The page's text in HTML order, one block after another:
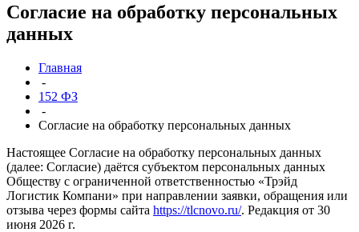
Согласие на обработку персональных
данных
Главная
-
152 ФЗ
-
Согласие на обработку персональных данных
Настоящее Согласие на обработку персональных данных
(далее: Согласие) даётся субъектом персональных данных
Обществу с ограниченной ответственностью «Трэйд
Логистик Компани» при направлении заявки, обращения или
отзыва через формы сайта https://tlcnovo.ru/. Редакция от 30
июня 2026 г.